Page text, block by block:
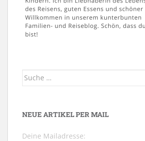
Suche
NEUE ARTIKEL PER MAIL
Deine Mailadresse: